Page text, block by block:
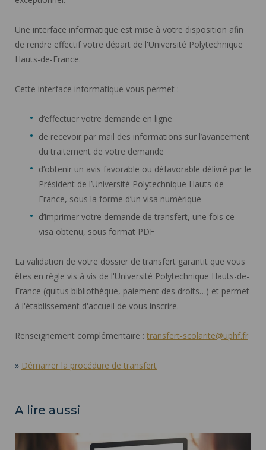
Une interface informatique est mise à votre disposition afin
de rendre effectif votre départ de l'Université Polytechnique
Hauts-de-France.
Cette interface informatique vous permet :
d’effectuer votre demande en ligne
de recevoir par mail des informations sur l’avancement
du traitement de votre demande
d’obtenir un avis favorable ou défavorable délivré par le
Président de l’Université Polytechnique Hauts-de-
France, sous la forme d’un visa numérique
d’imprimer votre demande de transfert, une fois ce
visa obtenu, sous format PDF
La validation de votre dossier de transfert garantit que vous
êtes en règle vis à vis de l'Université Polytechnique Hauts-de-
France (quitus bibliothèque, paiement des droits…) et permet
à l'établissement d'accueil de vous inscrire.
Renseignement complémentaire : transfert-scolarite@uphf.fr
» Démarrer la procédure de transfert
A lire aussi
Comment candidater à une formation ? ">